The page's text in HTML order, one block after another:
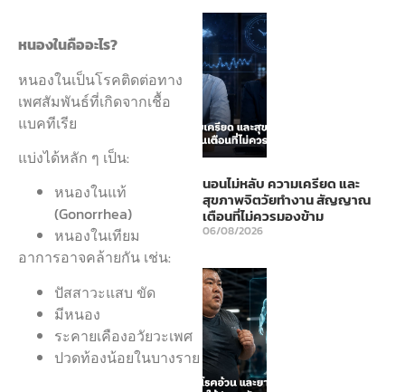
หนองในคืออะไร?
หนองในเป็นโรคติดต่อทาง
เพศสัมพันธ์ที่เกิดจากเชื้อ
แบคทีเรีย
แบ่งได้หลัก ๆ เป็น:
หนองในแท้
(Gonorrhea)
หนองในเทียม
อาการอาจคล้ายกัน เช่น:
ปัสสาวะแสบ ขัด
มีหนอง
ระคายเคืองอวัยวะเพศ
ปวดท้องน้อยในบางราย
นอนไม่หลับ ความเครียด และ
สุขภาพจิตวัยทำงาน สัญญาณ
เตือนที่ไม่ควรมองข้าม
06/08/2026